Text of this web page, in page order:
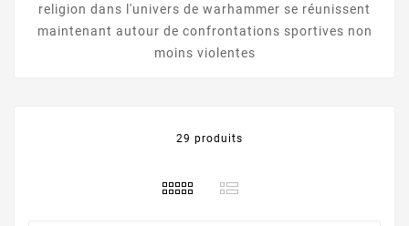
religion dans l'univers de warhammer se réunissent
maintenant autour de confrontations sportives non
moins violentes
29 produits